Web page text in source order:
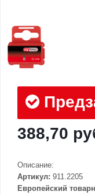
388,70
Описание:
Артикул: 911.2205
Европейский